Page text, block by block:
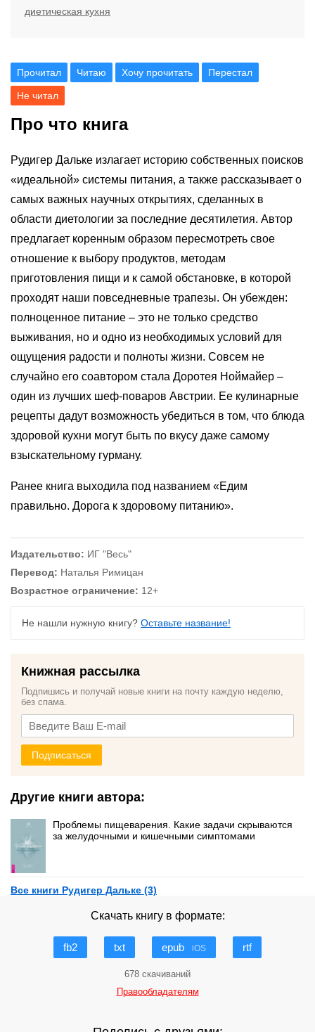
диетическая кухня
Прочитал Читаю Хочу прочитать Перестал
Не читал
Про что книга
Рудигер Дальке излагает историю собственных поисков
«идеальной» системы питания, а также рассказывает о
самых важных научных открытиях, сделанных в
области диетологии за последние десятилетия. Автор
предлагает коренным образом пересмотреть свое
отношение к выбору продуктов, методам
приготовления пищи и к самой обстановке, в которой
проходят наши повседневные трапезы. Он убежден:
полноценное питание – это не только средство
выживания, но и одно из необходимых условий для
ощущения радости и полноты жизни. Совсем не
случайно его соавтором стала Доротея Ноймайер –
один из лучших шеф-поваров Австрии. Ее кулинарные
рецепты дадут возможность убедиться в том, что блюда
здоровой кухни могут быть по вкусу даже самому
взыскательному гурману.
Ранее книга выходила под названием «Едим
правильно. Дорога к здоровому питанию».
Издательство: ИГ "Весь"
Перевод: Наталья Римицан
Возрастное ограничение: 12+
Не нашли нужную книгу? Оставьте название!
Книжная рассылка
Подпишись и получай новые книги на почту каждую неделю,
без спама.
Подписаться
Другие книги автора:
Проблемы пищеварения. Какие задачи скрываются
за желудочными и кишечными симптомами
Все книги Рудигер Дальке (3)
Скачать книгу в формате:
fb2 txt epub iOS rtf
678 скачиваний
Правообладателям